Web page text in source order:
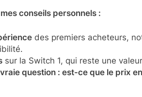
conseils personnels :
des premiers acheteurs,
sur la Switch 1, qui reste une
question : est-ce que le prix